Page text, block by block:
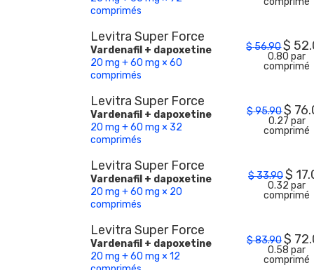
comprimés
Levitra Super Force
Vardenafil + dapoxetine
20 mg + 60 mg × 60
comprimés
$56.90$
0.80 par
comprimé
Levitra Super Force
Vardenafil + dapoxetine
20 mg + 60 mg × 32
comprimés
$95.90$
0.27 par
comprimé
Levitra Super Force
Vardenafil + dapoxetine
20 mg + 60 mg × 20
comprimés
$33.90$
0.32 par
comprimé
Levitra Super Force
Vardenafil + dapoxetine
20 mg + 60 mg × 12
$83.90$
0.58 par
comprimé